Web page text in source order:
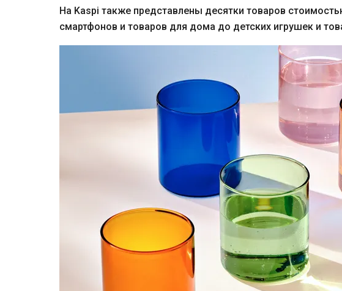
На Kaspi также представлены десятки товаров
смартфонов и товаров для дома до детских игрушек и